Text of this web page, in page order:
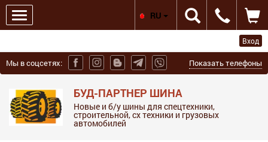
Вход
Мы в соцсетях: Показать телефоны
БУД-ПАРТНЕР ШИНА
Новые и б/у шины для спецтехники,
строительной, сх техники и грузовых
автомобилей
RU